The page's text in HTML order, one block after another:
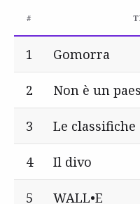
#
1 Gomorra
2 Non è un
3 Le classifiche
4 Il divo
5 WALL•E